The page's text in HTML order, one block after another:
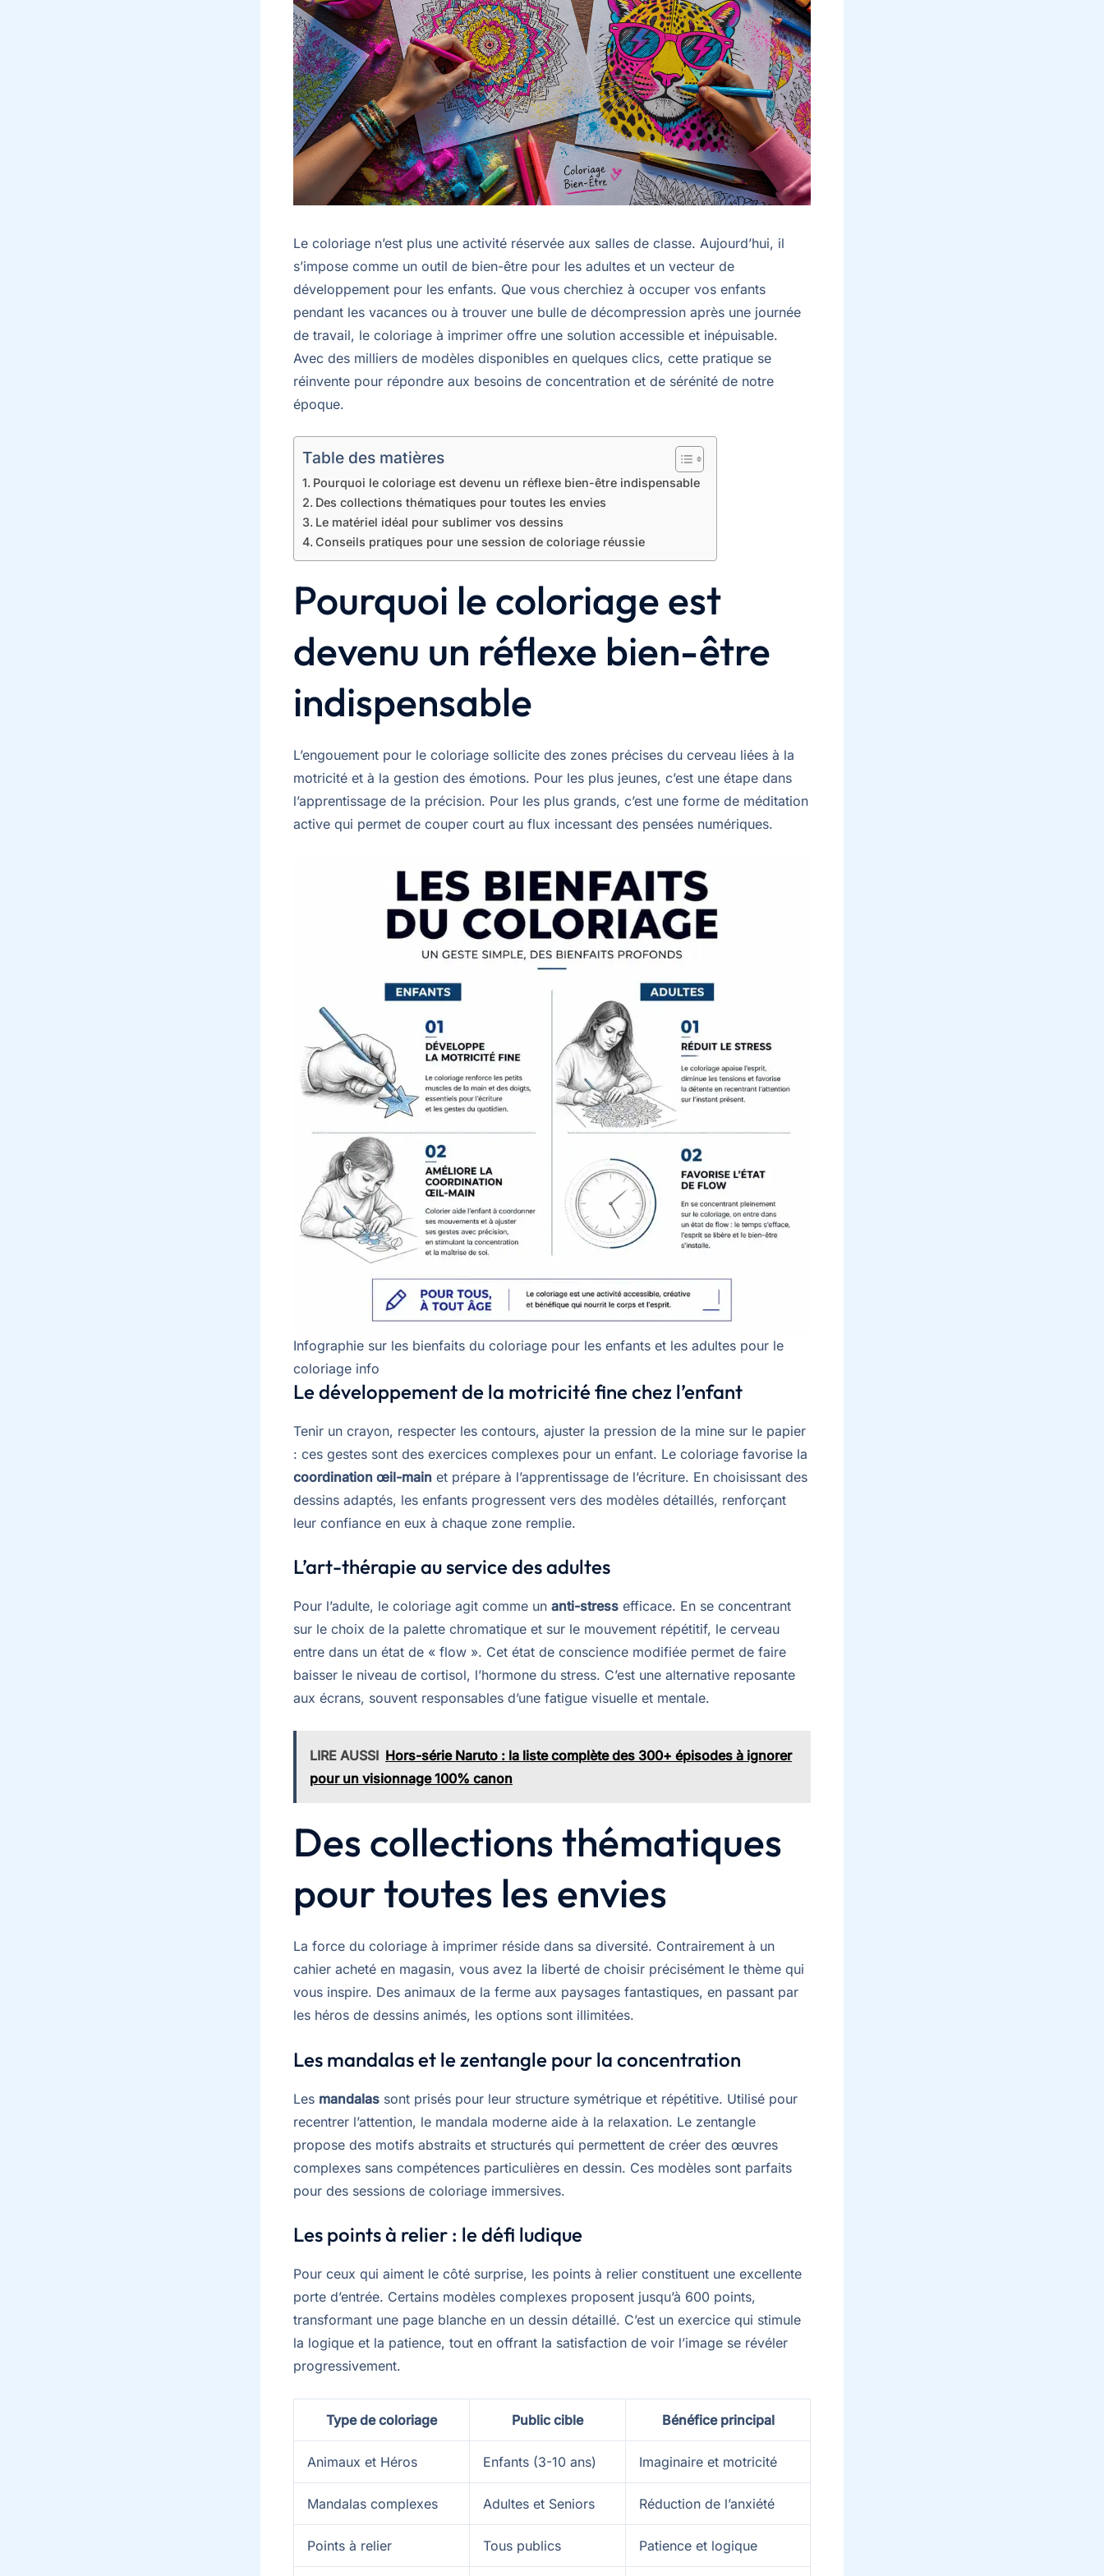
Le coloriage n’est plus une activité réservée aux salles de classe. Aujourd’hui, il
s’impose comme un outil de bien-être pour les adultes et un vecteur de
développement pour les enfants. Que vous cherchiez à occuper vos enfants
pendant les vacances ou à trouver une bulle de décompression après une journée
de travail, le coloriage à imprimer offre une solution accessible et inépuisable.
Avec des milliers de modèles disponibles en quelques clics, cette pratique se
réinvente pour répondre aux besoins de concentration et de sérénité de notre
époque.
Table des matières
Pourquoi le coloriage est devenu un réflexe bien-être indispensable
Des collections thématiques pour toutes les envies
Le matériel idéal pour sublimer vos dessins
Conseils pratiques pour une session de coloriage réussie
Pourquoi le coloriage est
devenu un réflexe bien-être
indispensable
L’engouement pour le coloriage sollicite des zones précises du cerveau liées à la
motricité et à la gestion des émotions. Pour les plus jeunes, c’est une étape dans
l’apprentissage de la précision. Pour les plus grands, c’est une forme de méditation
active qui permet de couper court au flux incessant des pensées numériques.
Infographie sur les bienfaits du coloriage pour les enfants et les adultes pour le
coloriage info
Le développement de la motricité fine chez l’enfant
Tenir un crayon, respecter les contours, ajuster la pression de la mine sur le papier
: ces gestes sont des exercices complexes pour un enfant. Le coloriage favorise la
coordination œil-main et prépare à l’apprentissage de l’écriture. En choisissant des
dessins adaptés, les enfants progressent vers des modèles détaillés, renforçant
leur confiance en eux à chaque zone remplie.
L’art-thérapie au service des adultes
Pour l’adulte, le coloriage agit comme un anti-stress efficace. En se concentrant
sur le choix de la palette chromatique et sur le mouvement répétitif, le cerveau
entre dans un état de « flow ». Cet état de conscience modifiée permet de faire
baisser le niveau de cortisol, l’hormone du stress. C’est une alternative reposante
aux écrans, souvent responsables d’une fatigue visuelle et mentale.
LIRE AUSSI Hors-série Naruto : la liste complète des 300+ épisodes à ignorer
pour un visionnage 100% canon
Des collections thématiques
pour toutes les envies
La force du coloriage à imprimer réside dans sa diversité. Contrairement à un
cahier acheté en magasin, vous avez la liberté de choisir précisément le thème qui
vous inspire. Des animaux de la ferme aux paysages fantastiques, en passant par
les héros de dessins animés, les options sont illimitées.
Les mandalas et le zentangle pour la concentration
Les mandalas sont prisés pour leur structure symétrique et répétitive. Utilisé pour
recentrer l’attention, le mandala moderne aide à la relaxation. Le zentangle
propose des motifs abstraits et structurés qui permettent de créer des œuvres
complexes sans compétences particulières en dessin. Ces modèles sont parfaits
pour des sessions de coloriage immersives.
Les points à relier : le défi ludique
Pour ceux qui aiment le côté surprise, les points à relier constituent une excellente
porte d’entrée. Certains modèles complexes proposent jusqu’à 600 points,
transformant une page blanche en un dessin détaillé. C’est un exercice qui stimule
la logique et la patience, tout en offrant la satisfaction de voir l’image se révéler
progressivement.
Type de coloriage Public cible Bénéfice principal
Animaux et Héros Enfants (3-10 ans) Imaginaire et motricité
Mandalas complexes Adultes et Seniors Réduction de l’anxiété
Points à relier Tous publics Patience et logique